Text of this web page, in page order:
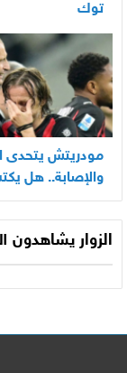
توك
مودريتش يتحدى
والإصابة.. هل
الأخير في
المونديالية؟
الزوار يشاهدون